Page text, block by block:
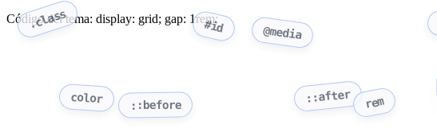
Código del tema: display: grid; gap: 1rem;
.class #id @media
color ::before
::after rem